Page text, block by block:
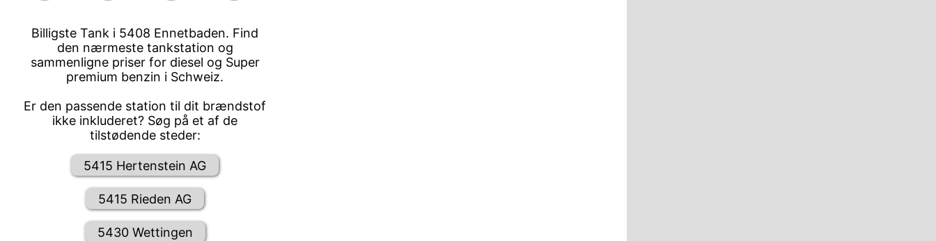
Billigste Tank i 5408 Ennetbaden. Find
den nærmeste tankstation og
sammenligne priser for diesel og Super
premium benzin i Schweiz.
Er den passende station til dit brændstof
ikke inkluderet? Søg på et af de
tilstødende steder:
5415 Hertenstein AG
5415 Rieden AG
5430 Wettingen